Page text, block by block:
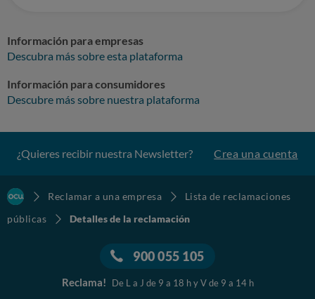
Información para empresas
Descubra más sobre esta plataforma
Información para consumidores
Descubre más sobre nuestra plataforma
¿Quieres recibir nuestra Newsletter? Crea una cuenta
Reclamar a una empresa
Lista de reclamaciones
públicas
Detalles de la reclamación
900 055 105
Reclama! De L a J de 9 a 18 h y V de 9 a 14 h